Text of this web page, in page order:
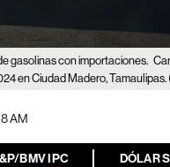
gasolinas con importaciones.
en Ciudad Madero,
AM
BMV IPC DÓLAR